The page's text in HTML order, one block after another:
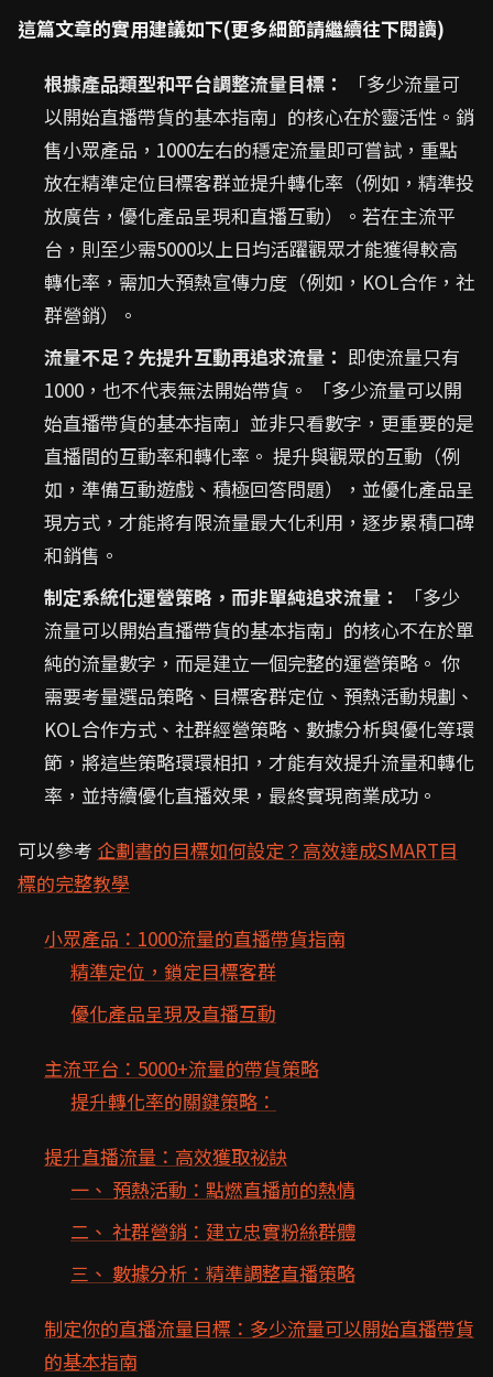
這篇文章的實用建議如下(更多細節請繼續往下閱讀)
根據產品類型和平台調整流量目標：
「多少流量可
以開始直播帶貨的基本指南」的核心在於靈活性。銷
售小眾產品，1000左右的穩定流量即可嘗試，重點
放在精準定位目標客群並提升轉化率（例如，精準投
放廣告，優化產品呈現和直播互動）。若在主流平
台，則至少需5000以上日均活躍觀眾才能獲得較高
轉化率，需加大預熱宣傳力度（例如，KOL合作，社
群營銷）。
流量不足？先提升互動再追求流量： 即使流量只有
1000，也不代表無法開始帶貨。 「多少流量可以開
始直播帶貨的基本指南」並非只看數字，更重要的是
直播間的互動率和轉化率。 提升與觀眾的互動（例
如，準備互動遊戲、積極回答問題），並優化產品呈
現方式，才能將有限流量最大化利用，逐步累積口碑
和銷售。
制定系統化運營策略，而非單純追求流量：
「多少
流量可以開始直播帶貨的基本指南」的核心不在於單
純的流量數字，而是建立一個完整的運營策略。 你
需要考量選品策略、目標客群定位、預熱活動規劃、
KOL合作方式、社群經營策略、數據分析與優化等環
節，將這些策略環環相扣，才能有效提升流量和轉化
率，並持續優化直播效果，最終實現商業成功。
可以參考 企劃書的目標如何設定？高效達成SMART目
標的完整教學
小眾產品：1000流量的直播帶貨指南
精準定位，鎖定目標客群
優化產品呈現及直播互動
主流平台：5000+流量的帶貨策略
提升轉化率的關鍵策略：
提升直播流量：高效獲取祕訣
一、 預熱活動：點燃直播前的熱情
二、 社群營銷：建立忠實粉絲群體
三、 數據分析：精準調整直播策略
制定你的直播流量目標：多少流量可以開始直播帶貨
的基本指南